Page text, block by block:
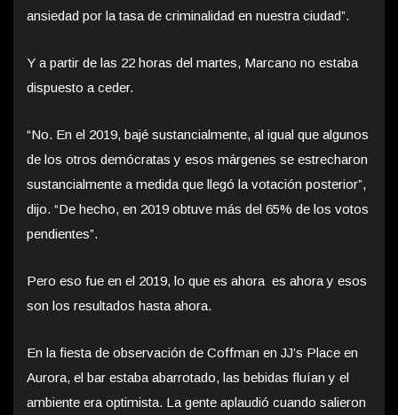
ansiedad por la tasa de criminalidad en nuestra ciudad”.
Y a partir de las 22 horas del martes, Marcano no estaba
dispuesto a ceder.
“No. En el 2019, bajé sustancialmente, al igual que algunos
de los otros demócratas y esos márgenes se estrecharon
sustancialmente a medida que llegó la votación posterior”,
dijo. “De hecho, en 2019 obtuve más del 65% de los votos
pendientes”.
Pero eso fue en el 2019, lo que es ahora es ahora y esos
son los resultados hasta ahora.
En la fiesta de observación de Coffman en JJ’s Place en
Aurora, el bar estaba abarrotado, las bebidas fluían y el
ambiente era optimista. La gente aplaudió cuando salieron